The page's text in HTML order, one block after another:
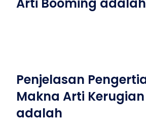
Penjelasan
Makna Arti
adalah